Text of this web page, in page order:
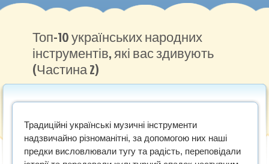
Головна
Нотна грамота
Методичні роботи
Музичний словник
Рекомендуємо
Топ-10 українських народних
інструментів, які вас здивують
(Частина 2)
Традиційні українські музичні інструменти
надзвичайно різноманітні, за допомогою них наші
предки висловлювали тугу та радість, переповідали